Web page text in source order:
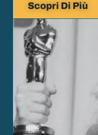
Scopri Di Più